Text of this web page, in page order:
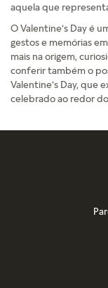
aquela que
O Valentine’s Day é
gestos e memórias
mais na origem,
conferir também o
Valentine’s Day, que
celebrado ao redor